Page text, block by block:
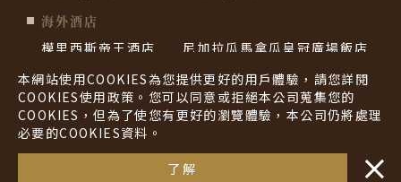
本網站使用COOKIES為您提供更好的用戶體驗，請您詳閱
COOKIES使用政策。您可以同意或拒絕本公司蒐集您的
COOKIES，但為了使您有更好的瀏覽體驗，本公司仍將處理
必要的COOKIES資料。
了解
・・
海外酒店
模里西斯帝王酒店
尼加拉瓜馬拿瓜皇冠廣場飯店
帛琉老爺酒店
西貢老爺酒店
隱私權政策